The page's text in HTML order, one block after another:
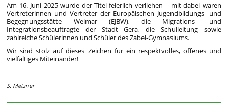
Am 16. Juni 2025 wurde der Titel feierlich verliehen – mit dabei waren
Vertreterinnen und Vertreter der Europäischen Jugendbildungs- und
Begegnungsstätte Weimar (EJBW), die Migrations- und
Integrationsbeauftragte der Stadt Gera, die Schulleitung sowie
zahlreiche Schülerinnen und Schüler des Zabel-Gymnasiums.
Wir sind stolz auf dieses Zeichen für ein respektvolles, offenes und
vielfältiges Miteinander!
S. Metzner